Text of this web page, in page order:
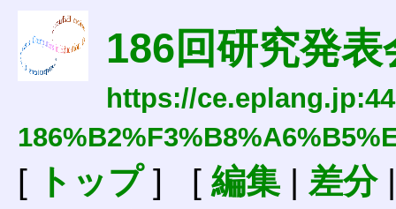
186回研究発表
https://
[ トップ] [ 編集| 差分